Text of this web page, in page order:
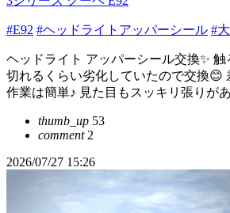
#E92 #ヘッドライトアッパーシール #
ヘッドライト アッパーシール交換✨
切れるくらい劣化していたので交換😊
作業は簡単♪ 見た目もスッキリ張りが
thumb_up 53
comment2
2026/07/27 15:26